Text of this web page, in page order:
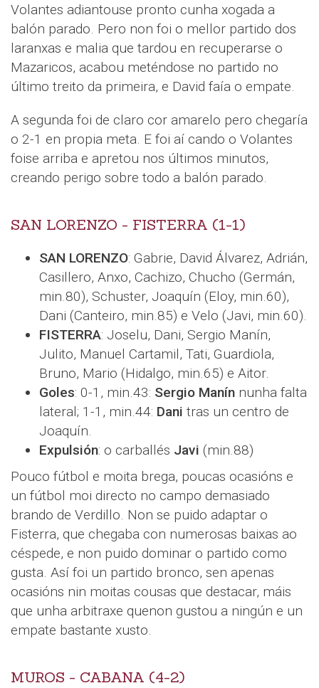
Volantes adiantouse pronto cunha xogada a
balón parado. Pero non foi o mellor partido dos
laranxas e malia que tardou en recuperarse o
Mazaricos, acabou meténdose no partido no
último treito da primeira, e David faía o empate.
A segunda foi de claro cor amarelo pero chegaría
o 2-1 en propia meta. E foi aí cando o Volantes
foise arriba e apretou nos últimos minutos,
creando perigo sobre todo a balón parado.
SAN LORENZO - FISTERRA (1-1)
SAN LORENZO: Gabrie, David Álvarez, Adrián,
Casillero, Anxo, Cachizo, Chucho (Germán,
min.80), Schuster, Joaquín (Eloy, min.60),
Dani (Canteiro, min.85) e Velo (Javi, min.60).
FISTERRA: Joselu, Dani, Sergio Manín,
Julito, Manuel Cartamil, Tati, Guardiola,
Bruno, Mario (Hidalgo, min.65) e Aitor.
Goles: 0-1, min.43: Sergio Manín nunha falta
lateral; 1-1, min.44: Dani tras un centro de
Joaquín.
Expulsión: o carballés Javi (min.88)
Pouco fútbol e moita brega, poucas ocasións e
un fútbol moi directo no campo demasiado
brando de Verdillo. Non se puido adaptar o
Fisterra, que chegaba con numerosas baixas ao
céspede, e non puido dominar o partido como
gusta. Así foi un partido bronco, sen apenas
ocasións nin moitas cousas que destacar, máis
que unha arbitraxe quenon gustou a ningún e un
empate bastante xusto.
MUROS - CABANA (4-2)